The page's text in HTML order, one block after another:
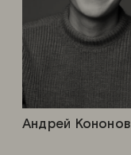
Андрей Кононов